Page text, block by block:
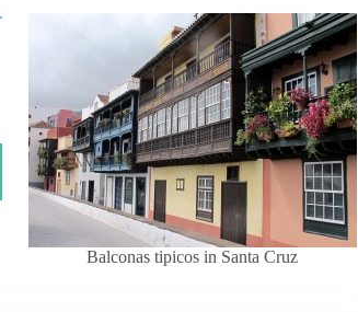
Balconas tipicos in Santa Cruz